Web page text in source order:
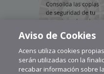
Aviso de Cookies
Acens utiliza cookies
serán utilizadas con la
recabar información sobre